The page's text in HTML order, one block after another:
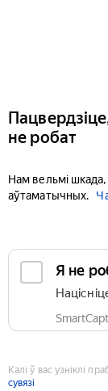
не робат
Нам вельмі
аўтаматычных.
Я не
Калі ў вас узніклі
сувязі